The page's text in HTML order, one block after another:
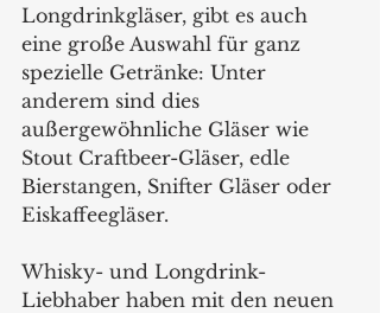
Longdrinkgläser, gibt es auch
eine große Auswahl für ganz
spezielle Getränke: Unter
anderem sind dies
außergewöhnliche Gläser wie
Stout Craftbeer-Gläser, edle
Bierstangen, Snifter Gläser oder
Eiskaffeegläser.
Whisky- und Longdrink-
Liebhaber haben mit den neuen